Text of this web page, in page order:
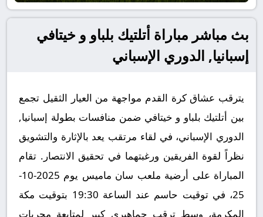
بث مباشر مباراة أتلتيك بلباو و خيتافي
إسبانيا, الدوري الإسباني
يترقب عشاق كرة القدم مواجهة من العيار الثقيل تجمع
بين أتلتيك بلباو و خيتافي ضمن منافسات بطولة إسبانيا,
الدوري الإسباني، في لقاء مرتقب يعد بالإثارة والتشويق
نظراً لقوة الفريقين ورغبتهما في تحقيق الانتصار. تقام
المباراة على أرضية ملعب سان ماميس يوم 2025-10-
25، في توقيت حاسم عند الساعة 19:30 بتوقيت مكة
المكرمة، وسط ترقب جماهيري كبير لمتابعة مجريات